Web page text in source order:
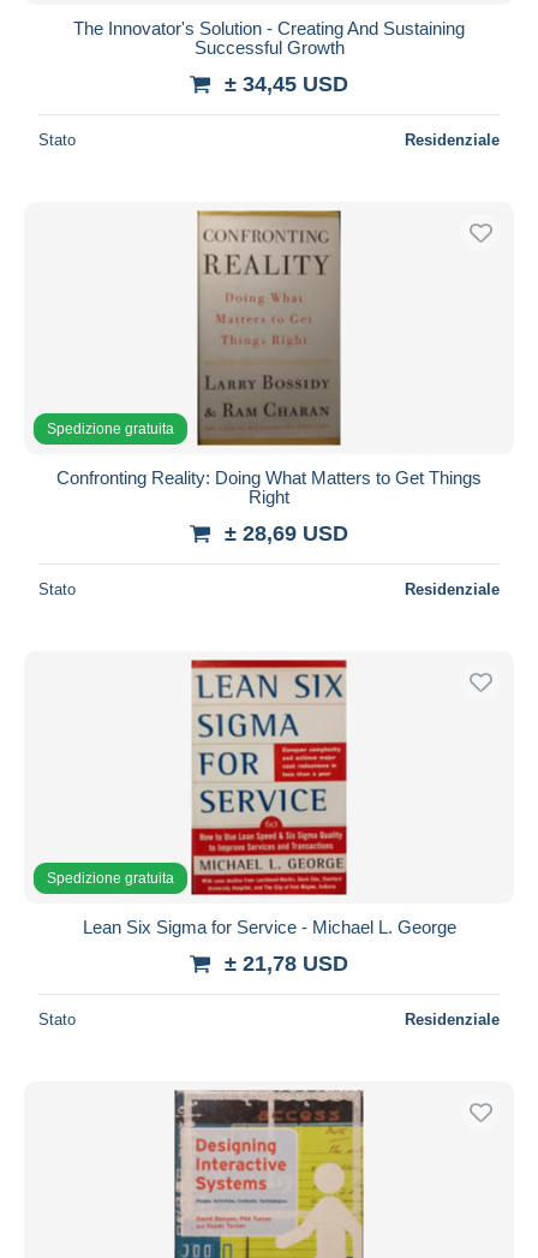
The Innovator's Solution - Creating And Sustaining
Successful Growth
± 34,45 USD
Stato Residenziale
Spedizione gratuita
Confronting Reality: Doing What Matters to Get Things
Right
± 28,69 USD
Stato Residenziale
Spedizione gratuita
Lean Six Sigma for Service - Michael L. George
± 21,78 USD
Stato Residenziale